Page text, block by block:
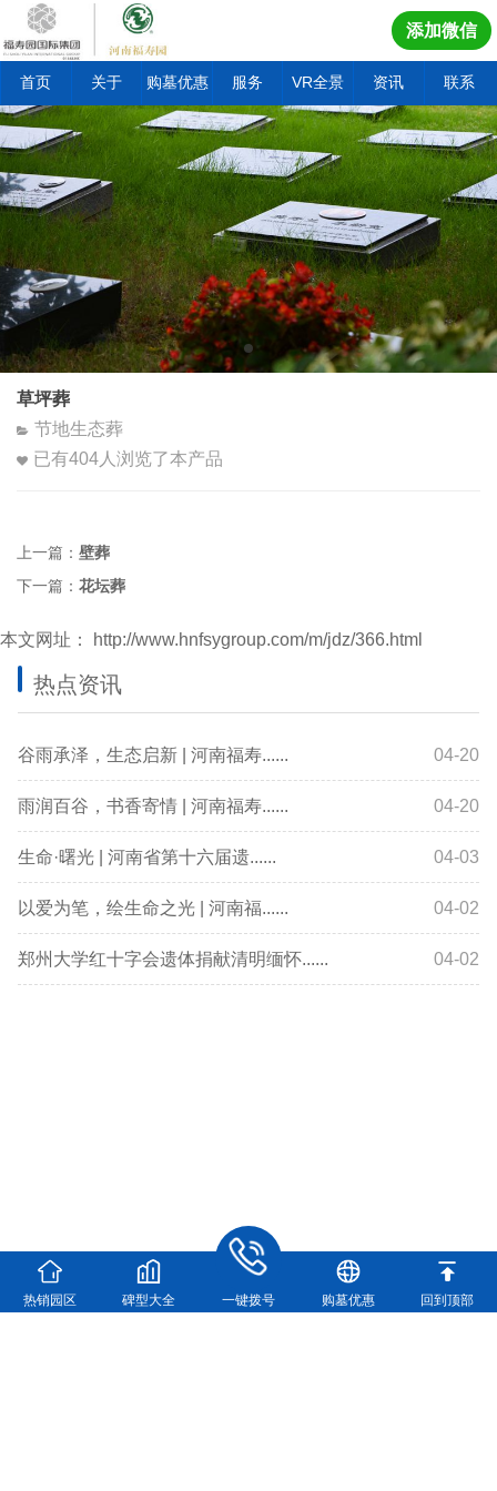
添加微信
首页 关于 购墓优惠 服务 VR全景 资讯 联系
草坪葬
节地生态葬
已有404 人浏览了本产品
上一篇： 壁葬
下一篇： 花坛葬
本文网址： http://www.hnfsygroup.com/m/jdz/366.html
热点资讯
04-20
谷雨承泽，生态启新 | 河南福寿......
04-20
雨润百谷，书香寄情 | 河南福寿......
04-03
生命·曙光 | 河南省第十六届遗......
04-02
以爱为笔，绘生命之光 | 河南福......
04-02
郑州大学红十字会遗体捐献清明缅怀......
热销园区 碑型大全 一键拨号 购墓优惠 回到顶部